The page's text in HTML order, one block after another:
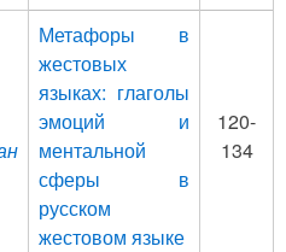
Метафоры в
жестовых
языках: глаголы
эмоций и
ментальной
сферы в
русском
жестовом языке
120-
134